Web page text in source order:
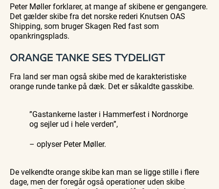
Peter Møller forklarer, at mange af skibene er gengangere.
Det gælder skibe fra det norske rederi Knutsen OAS
Shipping, som bruger Skagen Red fast som
opankringsplads.
ORANGE TANKE SES TYDELIGT
Fra land ser man også skibe med de karakteristiske
orange runde tanke på dæk. Det er såkaldte gasskibe.
”Gastankerne laster i Hammerfest i Nordnorge
og sejler ud i hele verden”,
– oplyser Peter Møller.
De velkendte orange skibe kan man se ligge stille i flere
dage, men der foregår også operationer uden skibe